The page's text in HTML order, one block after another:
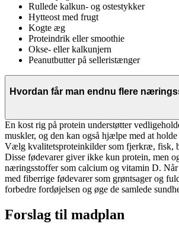
Rullede kalkun- og ostestykker
Hytteost med frugt
Kogte æg
Proteindrik eller smoothie
Okse- eller kalkunjern
Peanutbutter på selleristænger
Hvordan får man endnu flere
En kost rig på protein understøtter
muskler, og den kan også hjælpe med at
Vælg kvalitetsproteinkilder som fjerkræ, fisk,
Disse fødevarer giver ikke kun protein, men
næringsstoffer som calcium og vitamin D.
med fiberrige fødevarer som grøntsager og
forbedre fordøjelsen og øge de samlede
Forslag til madplan